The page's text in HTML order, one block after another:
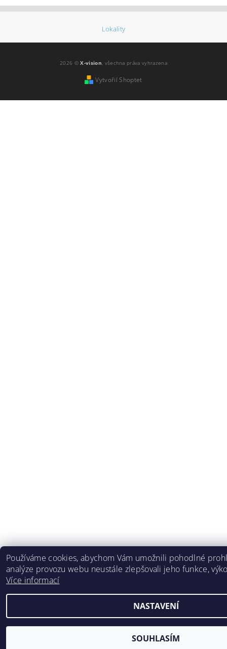
Lokality
2026 ©X-vision, všechna práva vyhrazena
Vytvořil Shoptet
Používáme cookies, abychom Vám umožnili pohodlné
analýze provozu webu neustále zlepšovali jeho funkce,
Více informací
NASTAVENÍ
SOUHLASÍM